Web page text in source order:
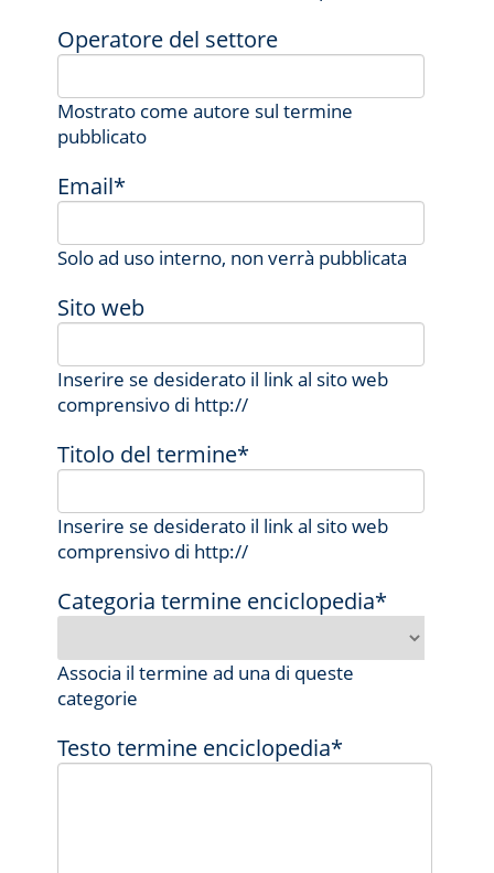
Operatore del settore
Mostrato come autore sul termine
pubblicato
Email*
Solo ad uso interno, non verrà pubblicata
Sito web
Inserire se desiderato il link al sito web
comprensivo di http://
Titolo del termine*
Inserire se desiderato il link al sito web
comprensivo di http://
Categoria termine enciclopedia*
Associa il termine ad una di queste
categorie
Testo termine enciclopedia*